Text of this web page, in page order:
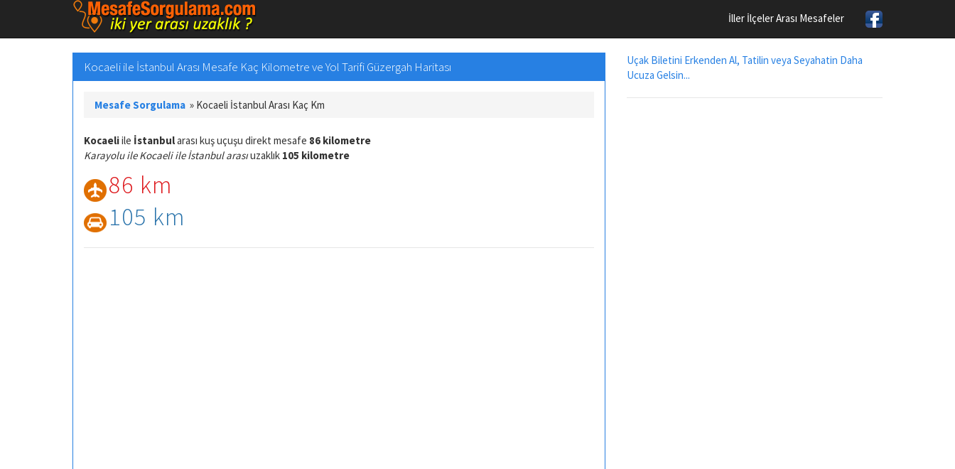
İller İlçeler Arası Mesafeler
Kocaeli ile İstanbul Arası Mesafe Kaç Kilometre ve Yol Tarifi Güzergah Haritası
Mesafe Sorgulama » Kocaeli İstanbul Arası Kaç Km
Kocaeliile İstanbularası kuş uçuşu direkt mesafe 86 kilometre
Karayolu ile Kocaeli ile İstanbul arasıuzaklık 105 kilometre
86 km
105 km
Uçak Biletini Erkenden Al, Tatilin veya Seyahatin Daha
Ucuza Gelsin...